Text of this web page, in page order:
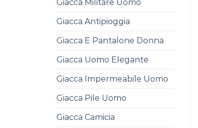
Giacca Militare Uomo
Giacca Antipioggia
Giacca E Pantalone Donna
Giacca Uomo Elegante
Giacca Impermeabile Uomo
Giacca Pile Uomo
Giacca Camicia